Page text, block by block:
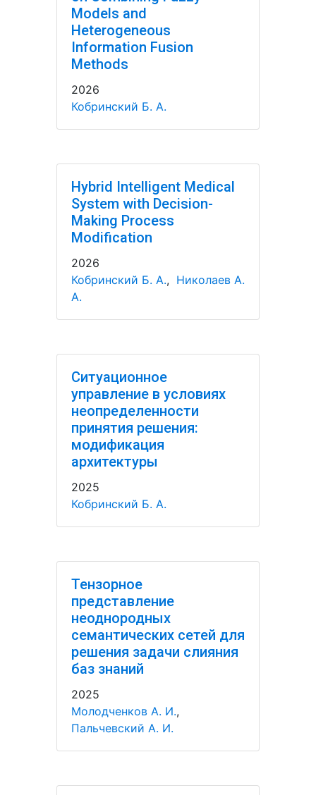
Models and
Heterogeneous
Information Fusion
Methods
2026
Кобринский Б. А.
Hybrid Intelligent Medical
System with Decision-
Making Process
Modification
2026
Кобринский Б. А., Николаев А.
А.
Ситуационное
управление в условиях
неопределенности
принятия решения:
модификация
архитектуры
2025
Кобринский Б. А.
Тензорное
представление
неоднородных
семантических сетей для
решения задачи слияния
баз знаний
2025
Молодченков А. И.,
Пальчевский А. И.